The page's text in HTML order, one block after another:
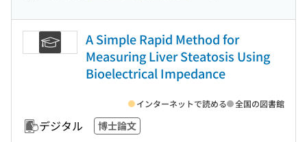
A Simple Rapid Method for
Measuring Liver Steatosis Using
Bioelectrical Impedance
デジタル 博士論文
インターネットで読める 全国の図書館